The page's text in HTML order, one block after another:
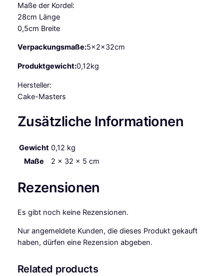
Maße der Kordel:
28cm Länge
0,5cm Breite
Verpackungsmaße:5x2x32cm
Produktgewicht:0,12kg
Hersteller:
Cake-Masters
Zusätzliche Informationen
Gewicht 0,12 kg
Maße
2 × 32 × 5 cm
Rezensionen
Es gibt noch keine Rezensionen.
Nur angemeldete Kunden, die dieses Produkt gekauft
haben, dürfen eine Rezension abgeben.
Related products